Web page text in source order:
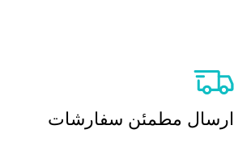
ارسال مطمئن سفارشات